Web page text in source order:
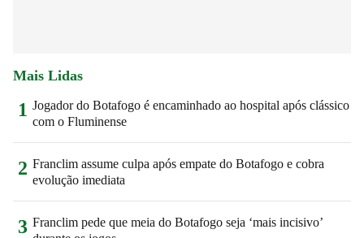
Mais Lidas
1 Jogador do Botafogo é encaminhado ao hospital após clássico
com o Fluminense
2 Franclim assume culpa após empate do Botafogo e cobra
evolução imediata
3 Franclim pede que meia do Botafogo seja ‘mais incisivo’